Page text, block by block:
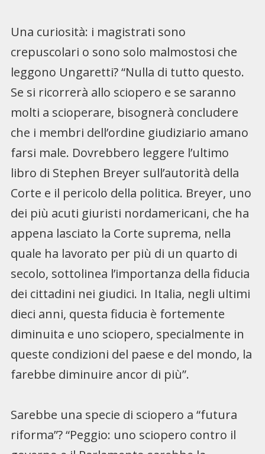
Una curiosità: i magistrati sono
crepuscolari o sono solo malmostosi che
leggono Ungaretti? “Nulla di tutto questo.
Se si ricorrerà allo sciopero e se saranno
molti a scioperare, bisognerà concludere
che i membri dell’ordine giudiziario amano
farsi male. Dovrebbero leggere l’ultimo
libro di Stephen Breyer sull’autorità della
Corte e il pericolo della politica. Breyer, uno
dei più acuti giuristi nordamericani, che ha
appena lasciato la Corte suprema, nella
quale ha lavorato per più di un quarto di
secolo, sottolinea l’importanza della fiducia
dei cittadini nei giudici. In Italia, negli ultimi
dieci anni, questa fiducia è fortemente
diminuita e uno sciopero, specialmente in
queste condizioni del paese e del mondo, la
farebbe diminuire ancor di più”.
Sarebbe una specie di sciopero a “futura
riforma”? “Peggio: uno sciopero contro il